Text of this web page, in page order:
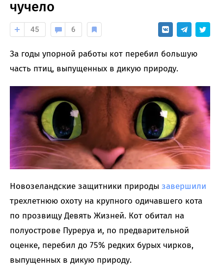
чучело
45 6
За годы упорной работы кот перебил большую
часть птиц, выпущенных в дикую природу.
Новозеландские защитники природы завершили
трехлетнюю охоту на крупного одичавшего кота
по прозвищу Девять Жизней. Кот обитал на
полуострове Пуреруа и, по предварительной
оценке, перебил до 75% редких бурых чирков,
выпущенных в дикую природу.